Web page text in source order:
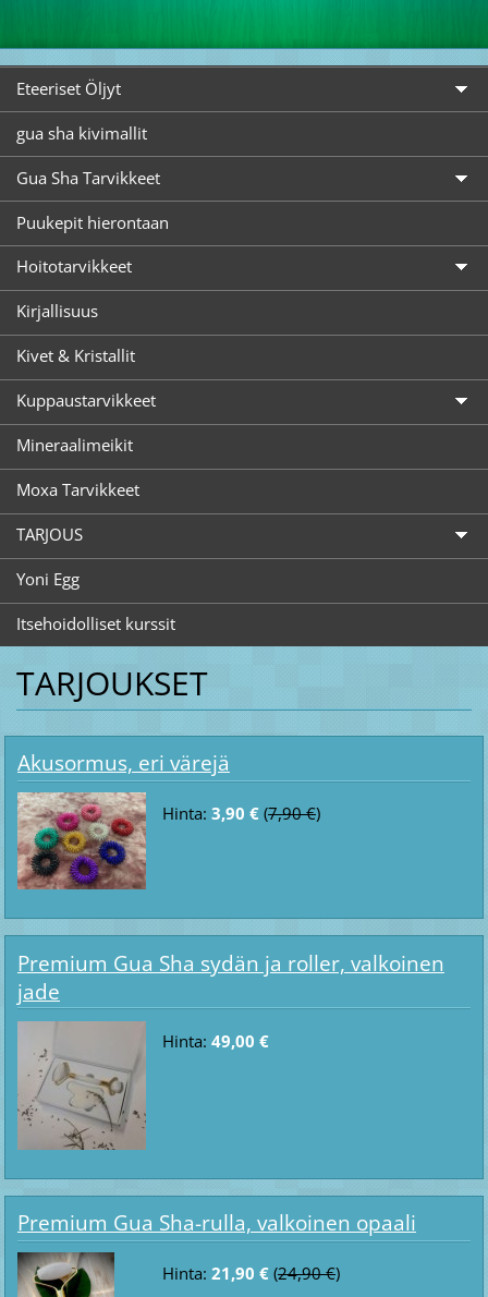
Eteeriset Öljyt
gua sha kivimallit
Gua Sha Tarvikkeet
Puukepit hierontaan
Hoitotarvikkeet
Kirjallisuus
Kivet & Kristallit
Kuppaustarvikkeet
Mineraalimeikit
Moxa Tarvikkeet
TARJOUS
Yoni Egg
Itsehoidolliset kurssit
TARJOUKSET
Akusormus, eri värejä
Hinta: 3,90 €(7,90 €)
Premium Gua Sha sydän ja roller, valkoinen
jade
Hinta: 49,00 €
Premium Gua Sha-rulla, valkoinen opaali
Hinta: 21,90 €(24,90 €)